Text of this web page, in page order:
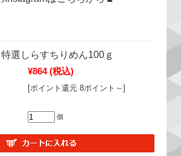
選しらすちりめん100ｇ
¥864 (税込)
[ポイント還元 8ポイント～]
個